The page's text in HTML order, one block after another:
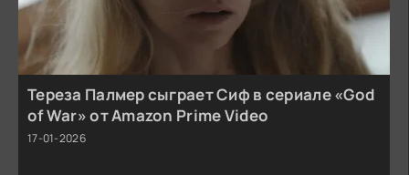
Тереза Палмер сыграет Сиф в сериале «God
of War» от Amazon Prime Video
17-01-2026